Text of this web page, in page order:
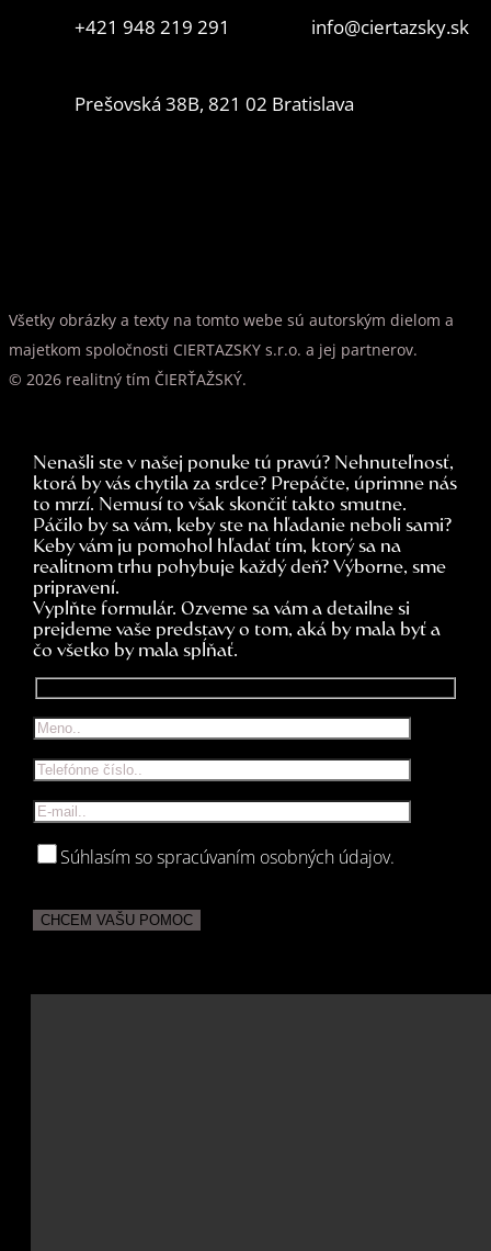
+421 948 219 291 info@ciertazsky.sk
Prešovská 38B, 821 02 Bratislava
Všetky obrázky a texty na tomto webe sú autorským dielom a
majetkom spoločnosti CIERTAZSKY s.r.o. a jej partnerov.
© 2026 realitný tím ČIERŤAŽSKÝ.
Nenašli ste v našej ponuke tú pravú? Nehnuteľnosť,
ktorá by vás chytila za srdce? Prepáčte, úprimne nás
to mrzí. Nemusí to však skončiť takto smutne.
Páčilo by sa vám, keby ste na hľadanie neboli sami?
Keby vám ju pomohol hľadať tím, ktorý sa na
realitnom trhu pohybuje každý deň? Výborne, sme
pripravení.
Vyplňte formulár. Ozveme sa vám a detailne si
prejdeme vaše predstavy o tom, aká by mala byť a
čo všetko by mala spĺňať.
Súhlasím so spracúvaním osobných údajov.